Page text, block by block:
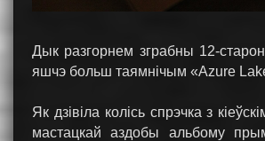
Дык разгорнем зграбны 12-
яшчэ больш таямнічым «Azure
Як дзівіла колісь спрэчка з
мастацкай аздобы альбому